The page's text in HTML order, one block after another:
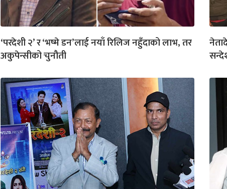
‘परदेशी २’ र ‘भष्मे डन’लाई नयाँ रिलिज नहुँदाको लाभ, तर
अकुपेन्सीको चुनौती